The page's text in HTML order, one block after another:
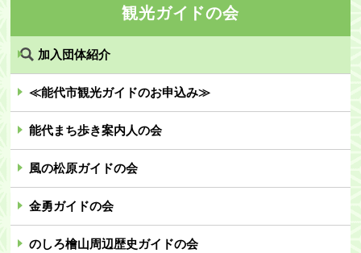
観光ガイドの会
加入団体紹介
≪能代市観光ガイドのお申込み≫
能代まち歩き案内人の会
風の松原ガイドの会
金勇ガイドの会
のしろ檜山周辺歴史ガイドの会